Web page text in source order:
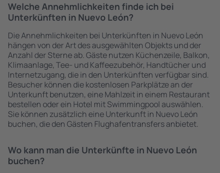
Welche Annehmlichkeiten finde ich bei
Unterkünften in Nuevo León?
Die Annehmlichkeiten bei Unterkünften in Nuevo León
hängen von der Art des ausgewählten Objekts und der
Anzahl der Sterne ab. Gäste nutzen Küchenzeile, Balkon,
Klimaanlage, Tee- und Kaffeezubehör, Handtücher und
Internetzugang, die in den Unterkünften verfügbar sind.
Besucher können die kostenlosen Parkplätze an der
Unterkunft benutzen, eine Mahlzeit in einem Restaurant
bestellen oder ein Hotel mit Swimmingpool auswählen.
Sie können zusätzlich eine Unterkunft in Nuevo León
buchen, die den Gästen Flughafentransfers anbietet.
Wo kann man die Unterkünfte in Nuevo León
buchen?